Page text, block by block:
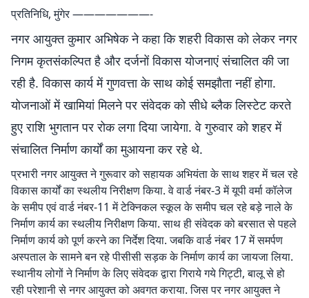
प्रतिनिधि, मुंगेर ———————-
नगर आयुक्त कुमार अभिषेक ने कहा कि शहरी विकास को लेकर नगर
निगम कृतसंकल्पित है और दर्जनों विकास योजनाएं संचालित की जा
रही है. विकास कार्य में गुणवत्ता के साथ कोई समझौता नहीं होगा.
योजनाओं में खामियां मिलने पर संवेदक को सीधे ब्लैक लिस्टेट करते
हुए राशि भुगतान पर रोक लगा दिया जायेगा. वे गुरुवार को शहर में
संचालित निर्माण कार्यों का मुआयना कर रहे थे.
प्रभारी नगर आयुक्त ने गुरूवार को सहायक अभियंता के साथ शहर में चल रहे
विकास कार्यों का स्थलीय निरीक्षण किया. वे वार्ड नंबर-3 में यूपी वर्मा कॉलेज
के समीप एवं वार्ड नंबर-11 में टेक्निकल स्कूल के समीप चल रहे बड़े नाले के
निर्माण कार्य का स्थलीय निरीक्षण किया. साथ ही संवेदक को बरसात से पहले
निर्माण कार्य को पूर्ण करने का निर्देश दिया. जबकि वार्ड नंबर 17 में समर्पण
अस्पताल के सामने बन रहे पीसीसी सड़क के निर्माण कार्य का जायजा लिया.
स्थानीय लोगों ने निर्माण के लिए संवेदक द्वारा गिराये गये गिट्टी, बालू से हो
रही परेशानी से नगर आयुक्त को अवगत कराया. जिस पर नगर आयुक्त ने